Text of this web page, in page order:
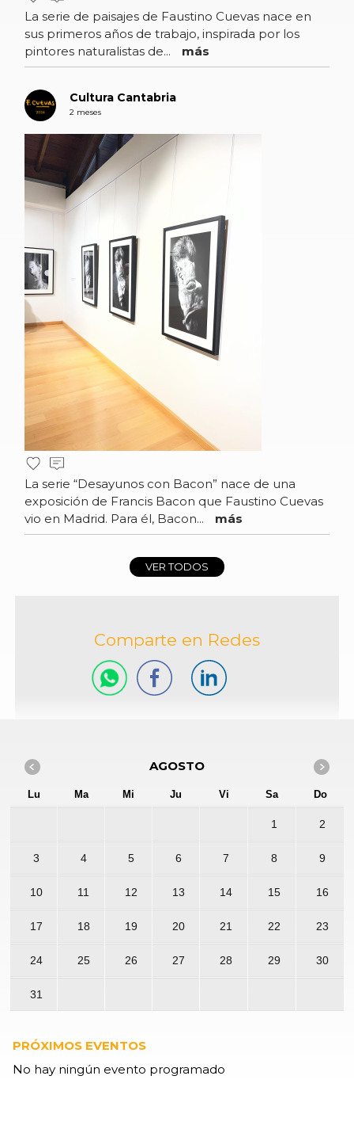
La serie de paisajes de Faustino Cuevas nace en
sus primeros años de trabajo, inspirada por los
pintores naturalistas de...
más
Cultura Cantabria
2 meses
La serie “Desayunos con Bacon” nace de una
exposición de Francis Bacon que Faustino Cuevas
vio en Madrid. Para él, Bacon...
más
VER TODOS
Comparte en Redes
AGOSTO
Lu Ma Mi Ju Vi Sa Do
1 2
3 4 5 6 7 8 9
10 11 12 13 14 15 16
17 18 19 20 21 22 23
24 25 26 27 28 29 30
31
PRÓXIMOS EVENTOS
No hay ningún evento programado